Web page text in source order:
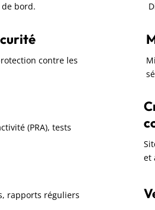
bord.
contre les
(PRA), tests
rapports réguliers
et